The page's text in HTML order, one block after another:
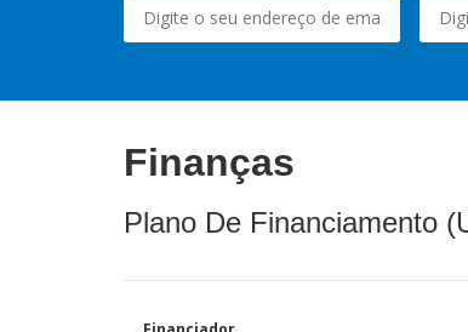
Finanças
Plano De Financiamento